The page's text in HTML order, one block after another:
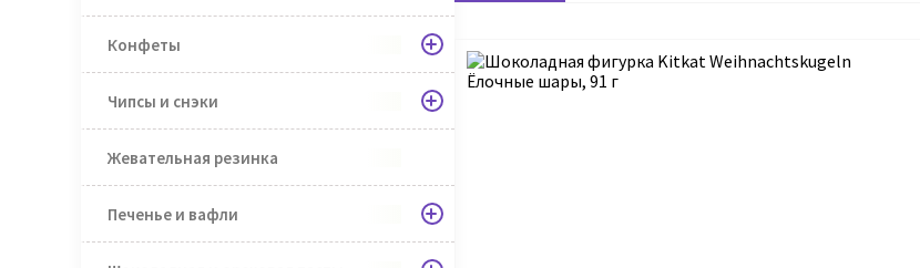
Конфеты
Чипсы и снэки
Жевательная резинка
Печенье и вафли